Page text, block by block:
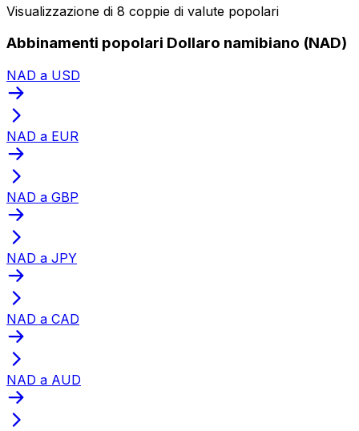
Visualizzazione di 8 coppie di valute popolari
Abbinamenti popolari Dollaro namibiano (NAD)
NAD a USD
NAD a EUR
NAD a GBP
NAD a JPY
NAD a CAD
NAD a AUD